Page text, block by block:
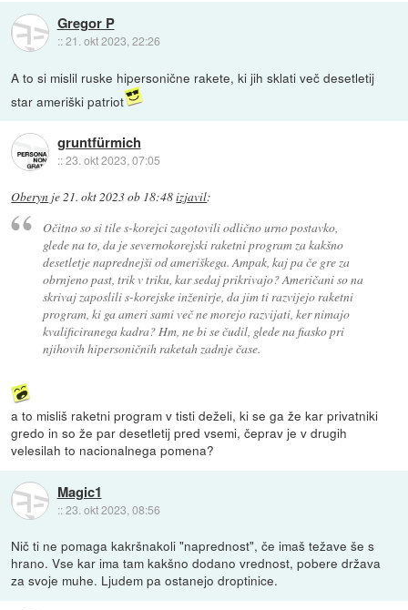
Gregor P
::21. okt 2023, 22:26
A to si mislil ruske hipersonične rakete, ki jih sklati več desetletij
star ameriški patriot
gruntfürmich
::23. okt 2023, 07:05
Oberyn je21. okt 2023 ob 18:48izjavil:
Očitno so si tile s-korejci zagotovili odlično urno postavko,
glede na to, da je severnokorejski raketni program za kakšno
desetletje naprednejši od ameriškega. Ampak, kaj pa če gre za
obrnjeno past, trik v triku, kar sedaj prikrivajo? Američani so na
skrivaj zaposlili s-korejske inženirje, da jim ti razvijejo raketni
program, ki ga ameri sami več ne morejo razvijati, ker nimajo
kvalificiranega kadra? Hm, ne bi se čudil, glede na fiasko pri
njihovih hipersoničnih raketah zadnje čase.
a to misliš raketni program v tisti deželi, ki se ga že kar privatniki
gredo in so že par desetletij pred vsemi, čeprav je v drugih
velesilah to nacionalnega pomena?
Magic1
::23. okt 2023, 08:56
Nič ti ne pomaga kakršnakoli "naprednost", če imaš težave še s
hrano. Vse kar ima tam kakšno dodano vrednost, pobere država
za svoje muhe. Ljudem pa ostanejo droptinice.